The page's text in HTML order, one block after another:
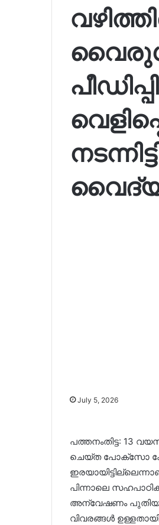
July 5, 2026
പത്തനംതിട്ട: 13
ചെയ്ത പോക്സോ
പിന്നാലെ
അന്വേഷണം പുതിയ
വിവരങ്ങൾ